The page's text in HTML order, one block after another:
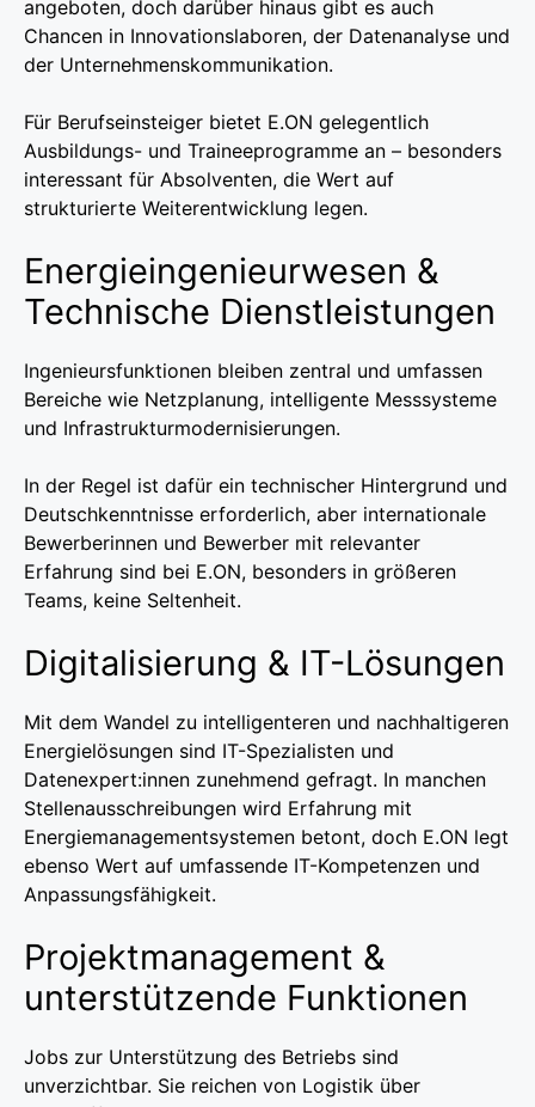
angeboten, doch darüber hinaus gibt es auch
Chancen in Innovationslaboren, der Datenanalyse und
der Unternehmenskommunikation.
Für Berufseinsteiger bietet E.ON gelegentlich
Ausbildungs- und Traineeprogramme an – besonders
interessant für Absolventen, die Wert auf
strukturierte Weiterentwicklung legen.
Energieingenieurwesen &
Technische Dienstleistungen
Ingenieursfunktionen bleiben zentral und umfassen
Bereiche wie Netzplanung, intelligente Messsysteme
und Infrastrukturmodernisierungen.
In der Regel ist dafür ein technischer Hintergrund und
Deutschkenntnisse erforderlich, aber internationale
Bewerberinnen und Bewerber mit relevanter
Erfahrung sind bei E.ON, besonders in größeren
Teams, keine Seltenheit.
Digitalisierung & IT-Lösungen
Mit dem Wandel zu intelligenteren und nachhaltigeren
Energielösungen sind IT-Spezialisten und
Datenexpert:innen zunehmend gefragt. In manchen
Stellenausschreibungen wird Erfahrung mit
Energiemanagementsystemen betont, doch E.ON legt
ebenso Wert auf umfassende IT-Kompetenzen und
Anpassungsfähigkeit.
Projektmanagement &
unterstützende Funktionen
Jobs zur Unterstützung des Betriebs sind
unverzichtbar. Sie reichen von Logistik über